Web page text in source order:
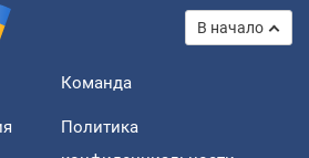
В начало
Команда
Политика